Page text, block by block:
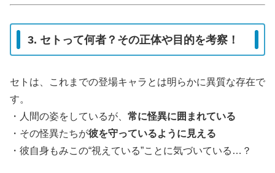
3. セトって何者？その正体や目的を考察！
セトは、これまでの登場キャラとは明らかに異質な存在で
す。
・人間の姿をしているが、 常に怪異に囲まれている
・その怪異たちが彼を守っているように見える
・彼自身もみこの“視えている”ことに気づいている…？